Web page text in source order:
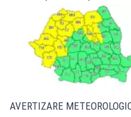
AVERTIZARE